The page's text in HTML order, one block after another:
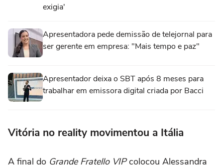
exigia'
Apresentadora pede demissão de telejornal para
ser gerente em empresa: "Mais tempo e paz"
Apresentador deixa o SBT após 8 meses para
trabalhar em emissora digital criada por Bacci
Vitória no reality movimentou a Itália
A final do Grande Fratello VIPcolocou Alessandra